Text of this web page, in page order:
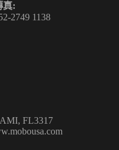
真:
2749 1138
FL3317